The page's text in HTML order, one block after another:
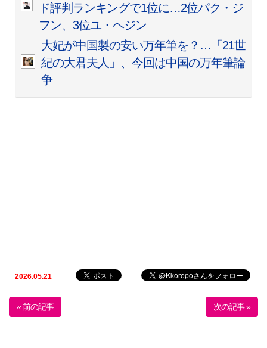
ド評判ランキングで1位に…2位パク・ジ
フン、3位ユ・ヘジン
大妃が中国製の安い万年筆を？…「21世
紀の大君夫人」、今回は中国の万年筆論
争
2026.05.21
« 前の記事 次の記事 »